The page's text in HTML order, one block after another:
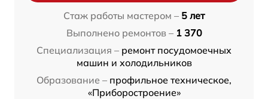
Стаж работы мастером – 5 лет
Выполнено ремонтов – 1 370
Специализация – ремонт посудомоечных
машин и холодильников
Образование – профильное техническое,
«Приборостроение»